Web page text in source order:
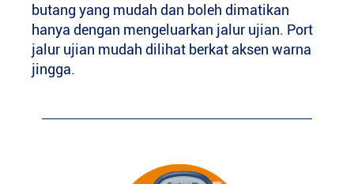
butang yang mudah dan boleh dimatikan
hanya dengan mengeluarkan jalur ujian. Port
jalur ujian mudah dilihat berkat aksen warna
jingga.